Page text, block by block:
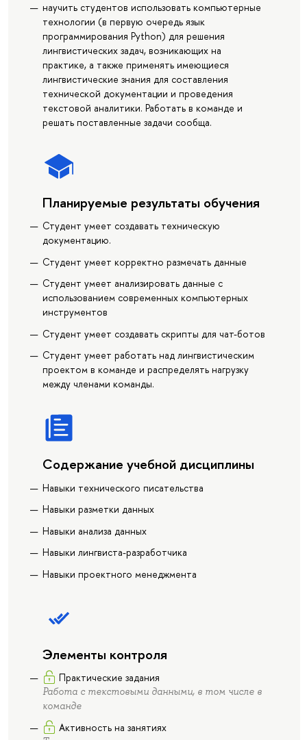
научить студентов использовать компьютерные
технологии (в первую очередь язык
программирования Python) для решения
лингвистических задач, возникающих на
практике, а также применять имеющиеся
лингвистические знания для составления
технической документации и проведения
текстовой аналитики. Работать в команде и
решать поставленные задачи сообща.
Планируемые результаты обучения
Студент умеет создавать техническую
документацию.
Студент умеет корректно размечать данные
Студент умеет анализировать данные с
использованием современных компьютерных
инструментов
Студент умеет создавать скрипты для чат-ботов
Студент умеет работать над лингвистическим
проектом в команде и распределять нагрузку
между членами команды.
Содержание учебной дисциплины
Навыки технического писательства
Навыки разметки данных
Навыки анализа данных
Навыки лингвиста-разработчика
Навыки проектного менеджмента
Элементы контроля
Практические задания
Работа с текстовыми данными, в том числе в
команде
Активность на занятиях